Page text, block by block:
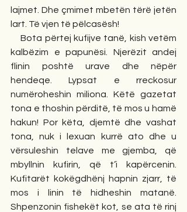
lajmet. Dhe çmimet mbetën tërë jetën
lart. Të vjen të pëlcasësh!
    Bota përtej kufijve tanë, kish vetëm
kalbëzim e papunësi. Njerëzit andej
flinin poshtë urave dhe nëpër
hendeqe. Lypsat e rreckosur
numëroheshin miliona. Këtë gazetat
tona e thoshin përditë, të mos u hamë
hakun! Por këta, djemtë dhe vashat
tona, nuk i lexuan kurrë ato dhe u
vërsuleshin telave me gjemba, që
mbyllnin kufirin, që t’i kapërcenin.
Kufitarët kokëgdhënj hapnin zjarr, të
mos i linin të hidheshin matanë.
Shpenzonin fishekët kot, se ata të rinj